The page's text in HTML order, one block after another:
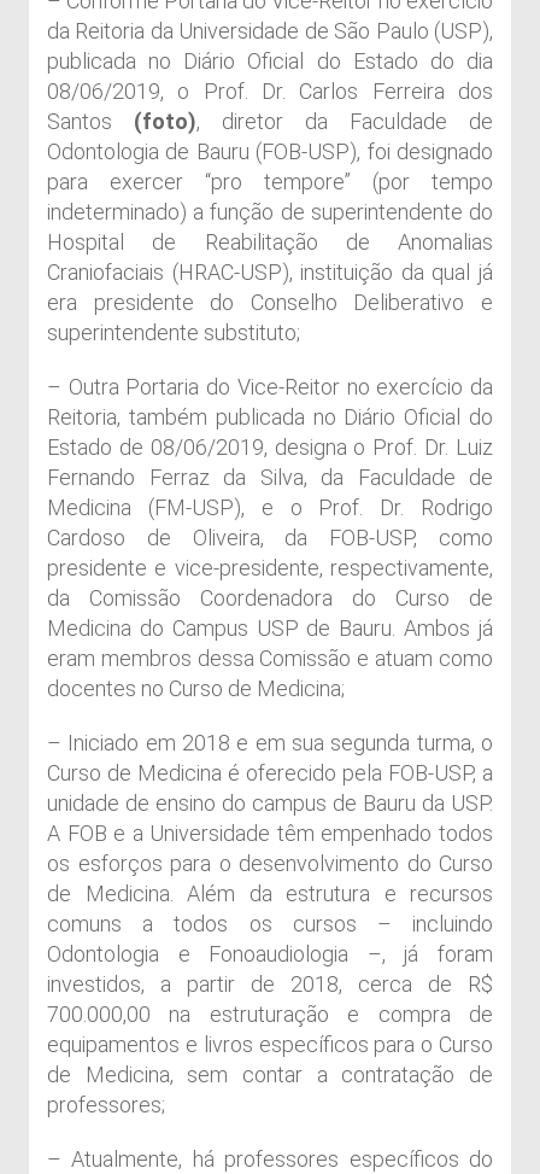
da Reitoria da Universidade de São Paulo (USP),
publicada no Diário Oficial do Estado do dia
08/06/2019, o Prof. Dr. Carlos Ferreira dos
Santos (foto), diretor da Faculdade de
Odontologia de Bauru (FOB-USP), foi designado
para exercer “pro tempore” (por tempo
indeterminado) a função de superintendente do
Hospital de Reabilitação de Anomalias
Craniofaciais (HRAC-USP), instituição da qual já
era presidente do Conselho Deliberativo e
superintendente substituto;
– Outra Portaria do Vice-Reitor no exercício da
Reitoria, também publicada no Diário Oficial do
Estado de 08/06/2019, designa o Prof. Dr. Luiz
Fernando Ferraz da Silva, da Faculdade de
Medicina (FM-USP), e o Prof. Dr. Rodrigo
Cardoso de Oliveira, da FOB-USP, como
presidente e vice-presidente, respectivamente,
da Comissão Coordenadora do Curso de
Medicina do Campus USP de Bauru. Ambos já
eram membros dessa Comissão e atuam como
docentes no Curso de Medicina;
– Iniciado em 2018 e em sua segunda turma, o
Curso de Medicina é oferecido pela FOB-USP, a
unidade de ensino do campus de Bauru da USP.
A FOB e a Universidade têm empenhado todos
os esforços para o desenvolvimento do Curso
de Medicina. Além da estrutura e recursos
comuns a todos os cursos – incluindo
Odontologia e Fonoaudiologia –, já foram
investidos, a partir de 2018, cerca de R$
700.000,00 na estruturação e compra de
equipamentos e livros específicos para o Curso
de Medicina, sem contar a contratação de
professores;
– Atualmente, há professores específicos do